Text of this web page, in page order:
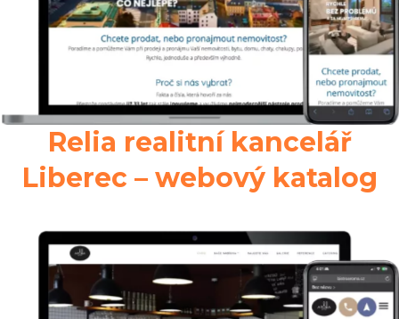
Relia realitní kancelář
Liberec – webový katalog